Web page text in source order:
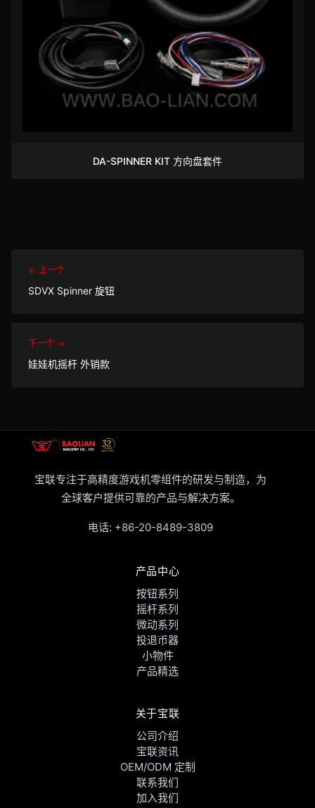
DA-SPINNER KIT 方向盘套件
← 上一个
SDVX Spinner 旋钮
下一个 →
娃娃机摇杆 外销款
宝联专注于高精度游戏机零组件的研发与制造，为
全球客户提供可靠的产品与解决方案。
电话: +86-20-8489-3809
产品中心
按钮系列
摇杆系列
微动系列
投退币器
小物件
产品精选
关于宝联
公司介绍
宝联资讯
OEM/ODM 定制
联系我们
加入我们